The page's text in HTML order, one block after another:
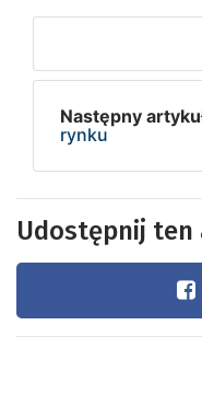
Następny
rynku
Udostępnij ten